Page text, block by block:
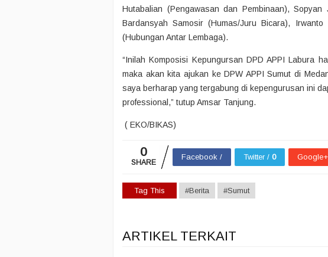
Hutabalian (Pengawasan dan Pembinaan),
Bardansyah Samosir (Humas/Juru Bicara),
(Hubungan Antar Lembaga).
“Inilah Komposisi Kepungursan DPD APPI Labura
maka akan kita ajukan ke DPW APPI Sumut di
saya berharap yang tergabung di kepengurusan ini
professional,” tutup Amsar Tanjung.
( EKO/BIKAS)
0
SHARE
Facebook / Twitter / 0
Tag This #Berita #Sumut
ARTIKEL TERKAIT